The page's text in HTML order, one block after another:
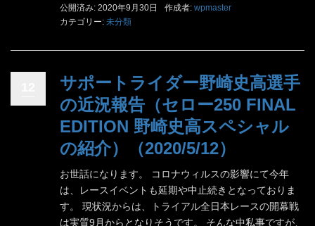
公開済み: 2020年9月30日 作成者: wpmaster
カテゴリー: 未分類
サポートライダー野崎史高選手
の近況報告（セロー250 FINAL
EDITION 野崎史高スペシャル
の紹介）（2020/5/12）
お世話になります。 コロナウィルスの影響にて今年
は、レースイベントも延期や中止続きとなっておりま
す。 現状況からは、トライアル全日本レースの開幕戦
は実質9月からとなりそうです。 そんな中私事ですが、